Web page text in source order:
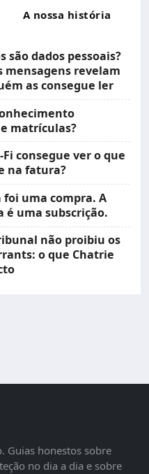
A nossa história
são dados pessoais?
mensagens revelam
as consegue ler
matrículas?
Fi consegue ver o que
na fatura?
foi uma compra. A
é uma subscrição.
não proibiu os
o que Chatrie
Guias honestos sobre
no dia a dia e sobre